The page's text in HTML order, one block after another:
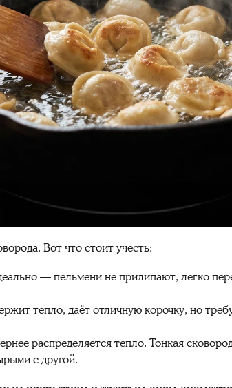
Вот что стоит учесть:
— пельмени не прилипают, легко
тепло, даёт отличную корочку, но
распределяется тепло. Тонкая
с другой.